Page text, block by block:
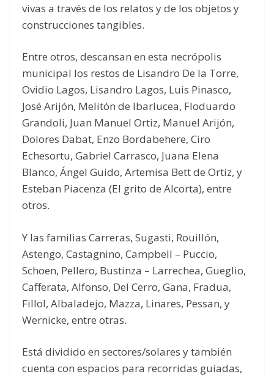
vivas a través de los relatos y de los objetos y
construcciones tangibles.
Entre otros, descansan en esta necrópolis
municipal los restos de Lisandro De la Torre,
Ovidio Lagos, Lisandro Lagos, Luis Pinasco,
José Arijón, Melitón de Ibarlucea, Floduardo
Grandoli, Juan Manuel Ortiz, Manuel Arijón,
Dolores Dabat, Enzo Bordabehere, Ciro
Echesortu, Gabriel Carrasco, Juana Elena
Blanco, Ángel Guido, Artemisa Bett de Ortiz, y
Esteban Piacenza (El grito de Alcorta), entre
otros.
Y las familias Carreras, Sugasti, Rouillón,
Astengo, Castagnino, Campbell – Puccio,
Schoen, Pellero, Bustinza – Larrechea, Gueglio,
Cafferata, Alfonso, Del Cerro, Gana, Fradua,
Fillol, Albaladejo, Mazza, Linares, Pessan, y
Wernicke, entre otras.
Está dividido en sectores/solares y también
cuenta con espacios para recorridas guiadas,